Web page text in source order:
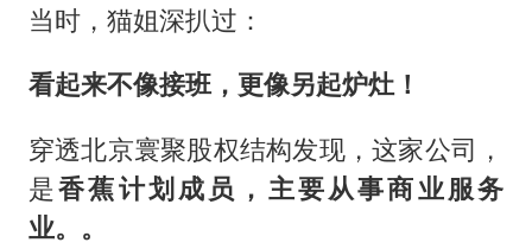
当时，猫姐深扒过：
看起来不像接班，更像另起炉灶！
穿透北京寰聚股权结构发现，这家公司，
是香蕉计划成员，主要从事商业服务
业。。